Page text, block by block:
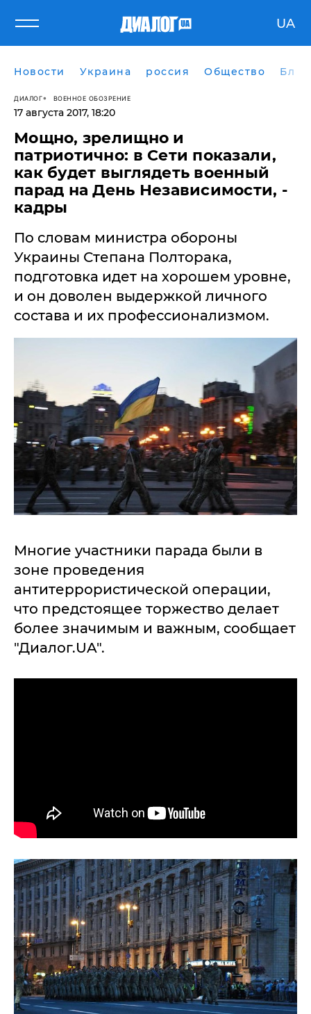
UA
Новости Украина россия Общество
ДИАЛОГ ВОЕННОЕ ОБОЗРЕНИЕ
17 августа 2017, 18:20
Мощно, зрелищно и
патриотично: в Сети показали,
как будет выглядеть военный
парад на День Независимости, -
кадры
По словам министра обороны
Украины Степана Полторака,
подготовка идет на хорошем уровне,
и он доволен выдержкой личного
состава и их профессионализмом.
Многие участники парада были в
зоне проведения
антитеррористической операции,
что предстоящее торжество делает
более значимым и важным, сообщает
"Диалог.UA".